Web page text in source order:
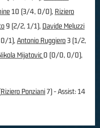
10 (3/4, 0/0), Riziero
9 (2/2, 1/1), Davide Meluzzi
1), Antonio Ruggiero3 (1/2,
Mijatovic0 (0/0, 0/0),
Riziero Ponziani7) - Assist: 14